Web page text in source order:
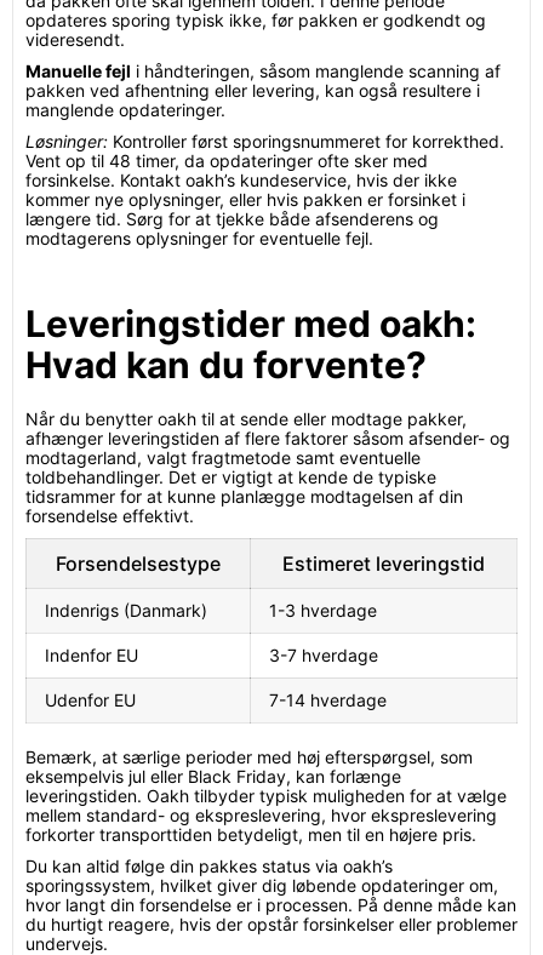
opdateres sporing typisk ikke, før pakken er godkendt og
videresendt.
Manuelle fejl i håndteringen, såsom manglende scanning af
pakken ved afhentning eller levering, kan også resultere i
manglende opdateringer.
Løsninger: Kontroller først sporingsnummeret for korrekthed.
Vent op til 48 timer, da opdateringer ofte sker med
forsinkelse. Kontakt oakh’s kundeservice, hvis der ikke
kommer nye oplysninger, eller hvis pakken er forsinket i
længere tid. Sørg for at tjekke både afsenderens og
modtagerens oplysninger for eventuelle fejl.
Leveringstider med oakh:
Hvad kan du forvente?
Når du benytter oakh til at sende eller modtage pakker,
afhænger leveringstiden af flere faktorer såsom afsender- og
modtagerland, valgt fragtmetode samt eventuelle
toldbehandlinger. Det er vigtigt at kende de typiske
tidsrammer for at kunne planlægge modtagelsen af din
forsendelse effektivt.
Forsendelsestype Estimeret leveringstid
Indenrigs (Danmark) 1-3 hverdage
Indenfor EU 3-7 hverdage
Udenfor EU 7-14 hverdage
Bemærk, at særlige perioder med høj efterspørgsel, som
eksempelvis jul eller Black Friday, kan forlænge
leveringstiden. Oakh tilbyder typisk muligheden for at vælge
mellem standard- og ekspreslevering, hvor ekspreslevering
forkorter transporttiden betydeligt, men til en højere pris.
Du kan altid følge din pakkes status via oakh’s
sporingssystem, hvilket giver dig løbende opdateringer om,
hvor langt din forsendelse er i processen. På denne måde kan
du hurtigt reagere, hvis der opstår forsinkelser eller problemer
undervejs.